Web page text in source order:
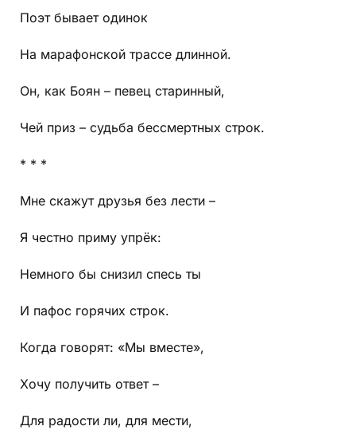
Поэт бывает одинок
На марафонской трассе длинной.
Он, как Боян – певец старинный,
Чей приз – судьба бессмертных строк.
* * *
Мне скажут друзья без лести –
Я честно приму упрёк:
Немного бы снизил спесь ты
И пафос горячих строк.
Когда говорят: «Мы вместе»,
Хочу получить ответ –
Для радости ли, для мести,